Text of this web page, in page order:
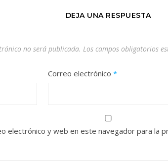
DEJA UNA RESPUESTA
no será publicada. Los campos obligatorios
Correo electrónico *
electrónico y web en este navegador para la